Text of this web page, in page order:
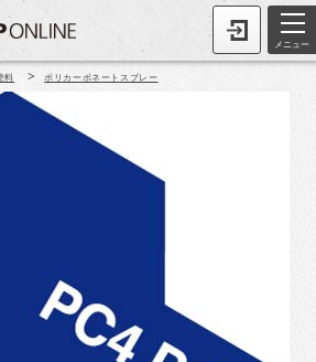
メニュー
料 > ポリカーボネートスプレー